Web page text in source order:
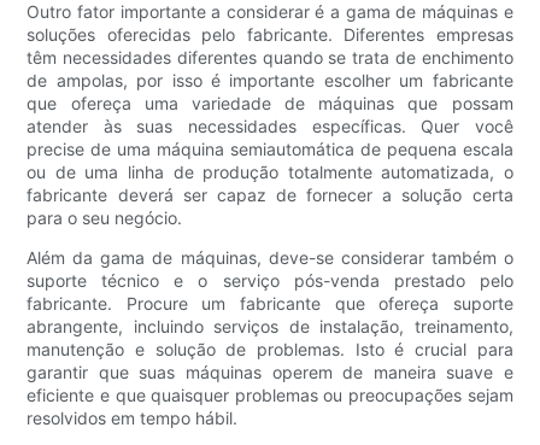
Outro fator importante a considerar é a gama de máquinas e
soluções oferecidas pelo fabricante. Diferentes empresas
têm necessidades diferentes quando se trata de enchimento
de ampolas, por isso é importante escolher um fabricante
que ofereça uma variedade de máquinas que possam
atender às suas necessidades específicas. Quer você
precise de uma máquina semiautomática de pequena escala
ou de uma linha de produção totalmente automatizada, o
fabricante deverá ser capaz de fornecer a solução certa
para o seu negócio.
Além da gama de máquinas, deve-se considerar também o
suporte técnico e o serviço pós-venda prestado pelo
fabricante. Procure um fabricante que ofereça suporte
abrangente, incluindo serviços de instalação, treinamento,
manutenção e solução de problemas. Isto é crucial para
garantir que suas máquinas operem de maneira suave e
eficiente e que quaisquer problemas ou preocupações sejam
resolvidos em tempo hábil.